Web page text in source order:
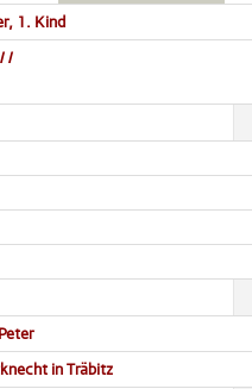
1. Kind
/
in Träbitz